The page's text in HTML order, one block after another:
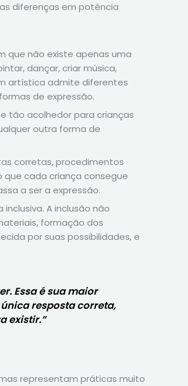
diferenças em potência
que não existe apenas uma
dançar, criar música,
artística admite diferentes
de expressão.
tão acolhedor para crianças
outra forma de
corretas, procedimentos
cada criança consegue
a ser a expressão.
A inclusão não
formação dos
por suas possibilidades, e
Essa é sua maior
resposta correta,
existir.”
representam práticas muito